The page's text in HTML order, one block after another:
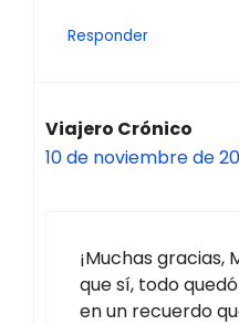
Responder
Viajero Crónico
10 de noviembre de
¡Muchas gracias,
que sí, todo
en un recuerdo